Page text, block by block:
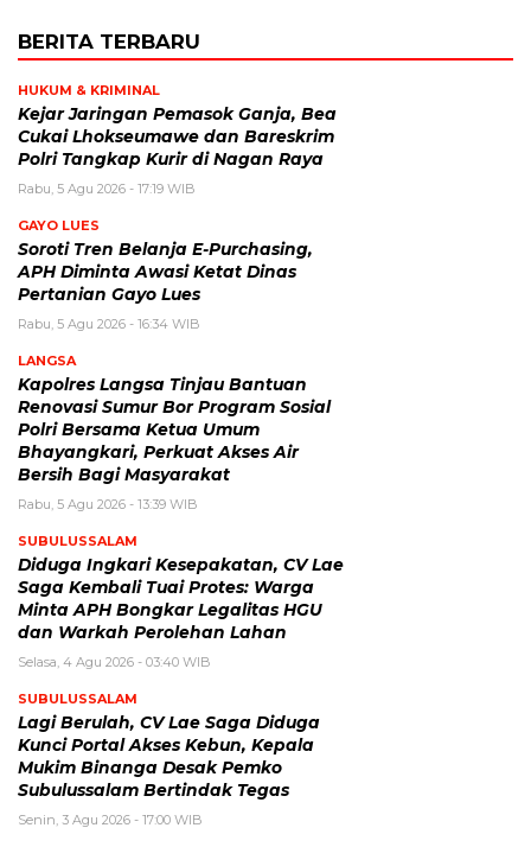
BERITA TERBARU
HUKUM & KRIMINAL
Kejar Jaringan Pemasok Ganja, Bea
Cukai Lhokseumawe dan Bareskrim
Polri Tangkap Kurir di Nagan Raya
Rabu, 5 Agu 2026 - 17:19 WIB
GAYO LUES
Soroti Tren Belanja E-Purchasing,
APH Diminta Awasi Ketat Dinas
Pertanian Gayo Lues
Rabu, 5 Agu 2026 - 16:34 WIB
LANGSA
Kapolres Langsa Tinjau Bantuan
Renovasi Sumur Bor Program Sosial
Polri Bersama Ketua Umum
Bhayangkari, Perkuat Akses Air
Bersih Bagi Masyarakat
Rabu, 5 Agu 2026 - 13:39 WIB
SUBULUSSALAM
Diduga Ingkari Kesepakatan, CV Lae
Saga Kembali Tuai Protes: Warga
Minta APH Bongkar Legalitas HGU
dan Warkah Perolehan Lahan
Selasa, 4 Agu 2026 - 03:40 WIB
SUBULUSSALAM
Lagi Berulah, CV Lae Saga Diduga
Kunci Portal Akses Kebun, Kepala
Mukim Binanga Desak Pemko
Subulussalam Bertindak Tegas
Senin, 3 Agu 2026 - 17:00 WIB